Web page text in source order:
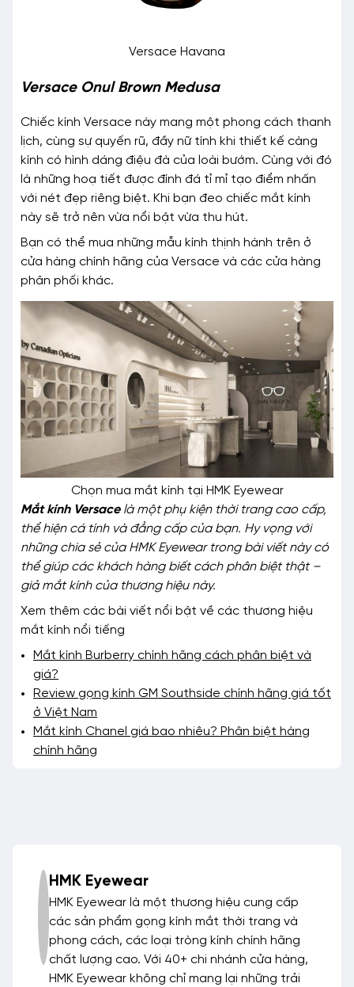
Versace Havana
Versace Onul Brown Medusa
Chiếc kính Versace này mang một phong cách thanh
lịch, cùng sự quyến rũ, đầy nữ tính khi thiết kế càng
kính có hình dáng điệu đà của loài bướm. Cùng với đó
là những hoạ tiết được đính đá tỉ mỉ tạo điểm nhấn
với nét đẹp riêng biệt. Khi bạn đeo chiếc mắt kính
này sẽ trở nên vừa nổi bật vừa thu hút.
Bạn có thể mua những mẫu kính thịnh hành trên ở
cửa hàng chính hãng của Versace và các cửa hàng
phân phối khác.
Chọn mua mắt kính tại HMK Eyewear
Mắt kính Versacelà một phụ kiện thời trang cao cấp,
thể hiện cá tính và đẳng cấp của bạn. Hy vọng với
những chia sẻ của HMK Eyewear trong bài viết này có
thể giúp các khách hàng biết cách phân biệt thật –
giả mắt kính của thương hiệu này.
Xem thêm các bài viết nổi bật về các thương hiệu
mắt kính nổi tiếng
Mắt kính Burberry chính hãng cách phân biệt và
giá?
Review gọng kính GM Southside chính hãng giá tốt
ở Việt Nam
Mắt kính Chanel giá bao nhiêu? Phân biệt hàng
chính hãng
HMK Eyewear
HMK Eyewear là một thương hiệu cung cấp
các sản phẩm gọng kính mắt thời trang và
phong cách, các loại tròng kính chính hãng
chất lượng cao. Với 40+ chi nhánh cửa hàng,
HMK Eyewear không chỉ mang lại những trải